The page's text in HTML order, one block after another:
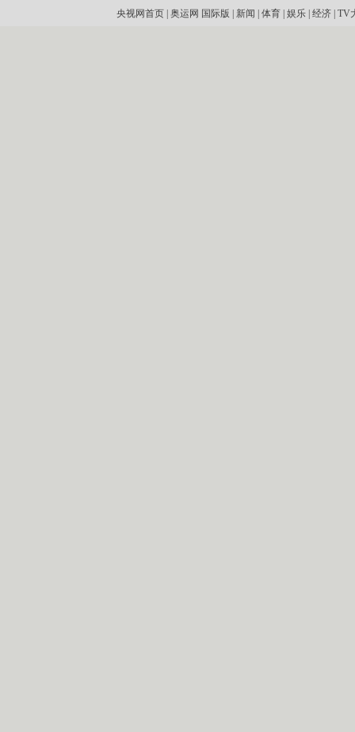
央视网首页| 奥运网 国际版 新闻 体育| 娱乐| 经济| TV